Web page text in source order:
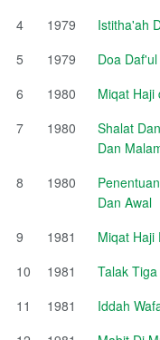
4
1979
Istitha'ah
5
1979
Doa
6
1980
Miqat Haji
7
1980
Shalat
Dan
8
1980
Dan Awal
9
1981
Miqat Haji
10
1981
Talak
11
1981
Iddah